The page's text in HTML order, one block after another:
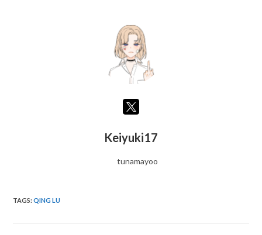
Keiyuki17
tunamayoo
TAGS:QING LU